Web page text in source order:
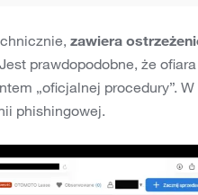
zawiera
prawdopodobne, że
„oficjalnej procedury”. W
phishingowej.